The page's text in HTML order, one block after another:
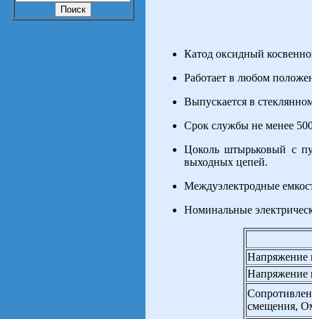
Катод оксидный
Работает в любом
Выпускается в
Срок службы не менее
Цоколь штырьковый с
выходных цепей.
Междуэлектродные
Номинальные
Напряжение
Напряжение
смещения,